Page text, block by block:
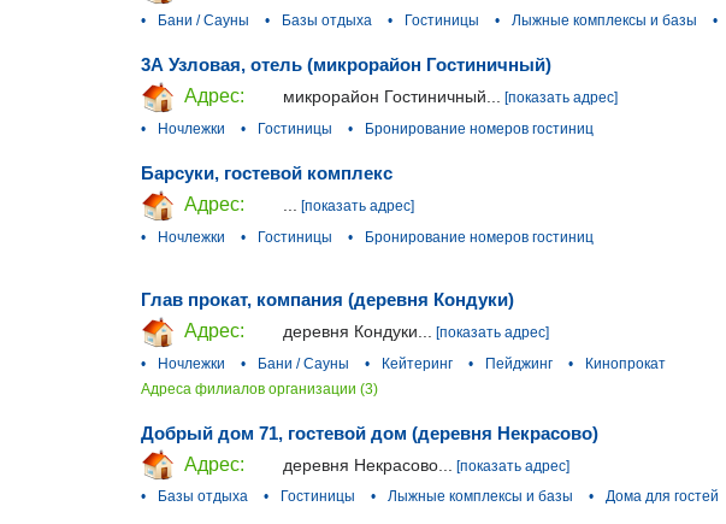
•
Бани / Сауны • Базы отдыха • Гостиницы • Лыжные комплексы и базы •
3А Узловая, отель (микрорайон Гостиничный)
Адрес:
микрорайон Гостиничный... [показать адрес]
•
Ночлежки • Гостиницы • Бронирование номеров гостиниц
Барсуки, гостевой комплекс
Адрес:
[показать адрес]
•
Ночлежки • Гостиницы • Бронирование номеров гостиниц
Глав прокат, компания (деревня Кондуки)
Адрес:
деревня Кондуки...
[показать адрес]
•
Ночлежки • Бани / Сауны • Кейтеринг • Пейджинг •
Кинопрокат
Адреса филиалов организации (3)
Добрый дом 71, гостевой дом (деревня Некрасово)
Адрес:
деревня Некрасово...
[показать адрес]
•
Базы отдыха • Гостиницы • Лыжные комплексы и базы • Дома для гостей